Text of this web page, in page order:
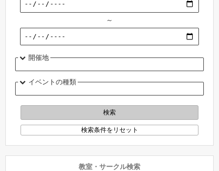
～
開催地
イベントの種類
教室・サークル検索